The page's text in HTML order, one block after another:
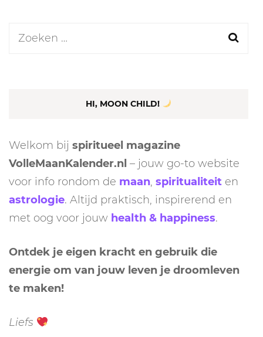
Zoeken
HI, MOON CHILD!
Welkom bij spiritueel magazine
VolleMaanKalender.nl – jouw go-to website
voor info rondom de maan, spiritualiteit en
astrologie. Altijd praktisch, inspirerend en
met oog voor jouw health & happiness.
Ontdek je eigen kracht en gebruik die
energie om van jouw leven je droomleven
te maken!
Liefs